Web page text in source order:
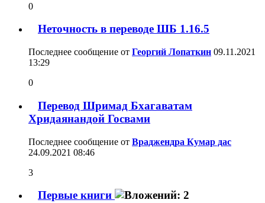
0
Неточность в переводе ШБ 1.16.5
Последнее сообщение от Георгий Лопаткин 09.11.2021
13:29
0
Перевод Шримад Бхагаватам
Хридаянандой Госвами
Последнее сообщение от Враджендра Кумар дас
24.09.2021 08:46
3
Первые книги